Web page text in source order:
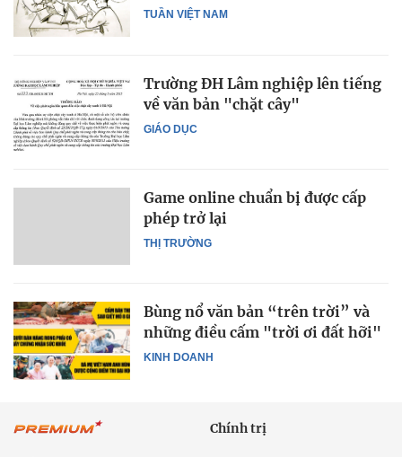
TUẦN VIỆT NAM
GIÁO DỤC
Trường ĐH Lâm nghiệp lên tiếng
về văn bản "chặt cây"
THỊ TRƯỜNG
Game online chuẩn bị được cấp
phép trở lại
KINH DOANH
Bùng nổ văn bản “trên trời” và
những điều cấm "trời ơi đất hỡi"
Chính trị